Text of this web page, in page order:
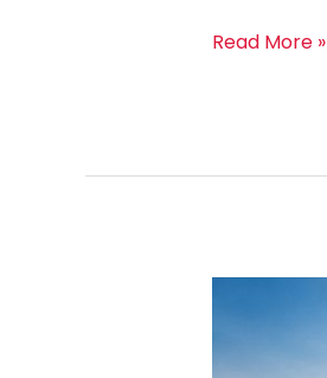
Read More »
Harga
Toyota